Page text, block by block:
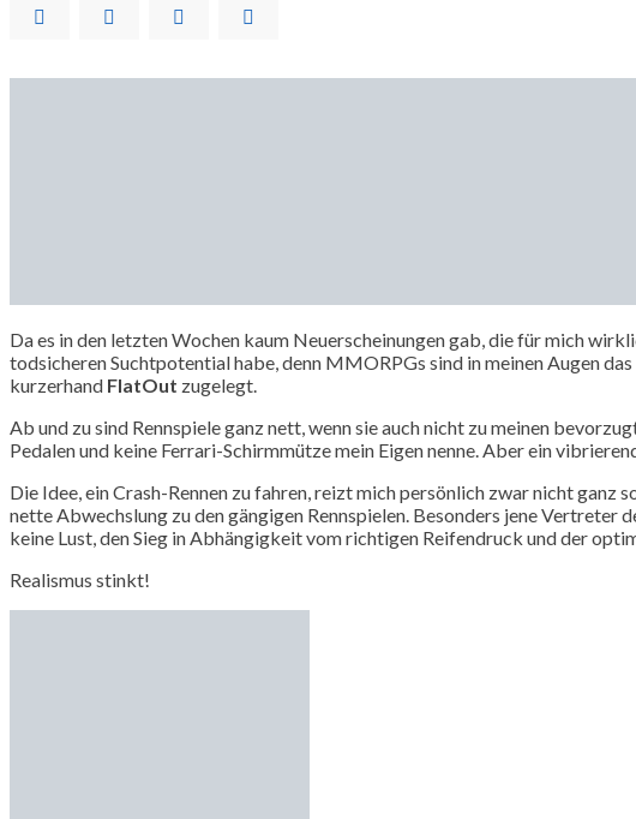
Da es in den letzten Wochen kaum Neuerscheinungen gab, die für mich
todsicheren Suchtpotential habe, denn MMORPGs sind in meinen Augen
kurzerhand FlatOut zugelegt.
Ab und zu sind Rennspiele ganz nett, wenn sie auch nicht zu meinen
Pedalen und keine Ferrari-Schirmmütze mein Eigen nenne. Aber ein
Die Idee, ein Crash-Rennen zu fahren, reizt mich persönlich zwar nicht ganz
nette Abwechslung zu den gängigen Rennspielen. Besonders jene Vertreter
keine Lust, den Sieg in Abhängigkeit vom richtigen Reifendruck und der
Realismus stinkt!